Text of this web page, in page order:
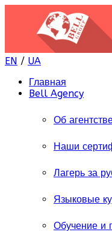
EN / UA
Главная
Bell Agency
Об
Наши
Лагерь за
Языковые
Обучение и